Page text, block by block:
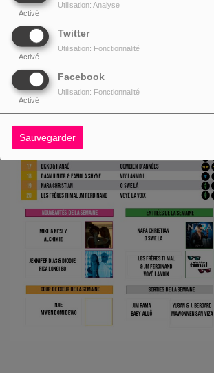
Activé
Utilisation: Analyse
Twitter
Activé
Utilisation: Fonctionnalité
Facebook
Activé
Utilisation: Fonctionnalité
Sauvegarder